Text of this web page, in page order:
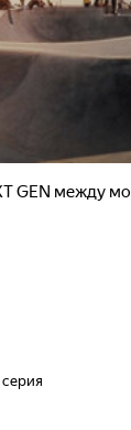
GEN между